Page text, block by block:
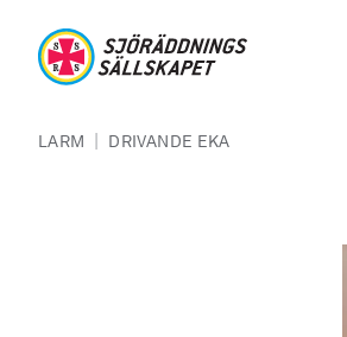
LARM | DRIVANDE EKA